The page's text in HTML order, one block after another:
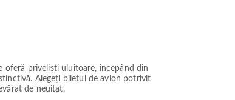
oferă priveliști uluitoare, începând din
Alegeți biletul de avion potrivit
de neuitat.